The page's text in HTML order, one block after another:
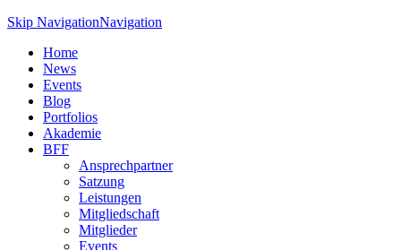
Skip NavigationNavigation
Home
News
Events
Blog
Portfolios
Akademie
BFF
Ansprechpartner
Satzung
Leistungen
Mitgliedschaft
Mitglieder
Events